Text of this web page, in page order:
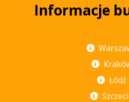
Informacje
Łódź